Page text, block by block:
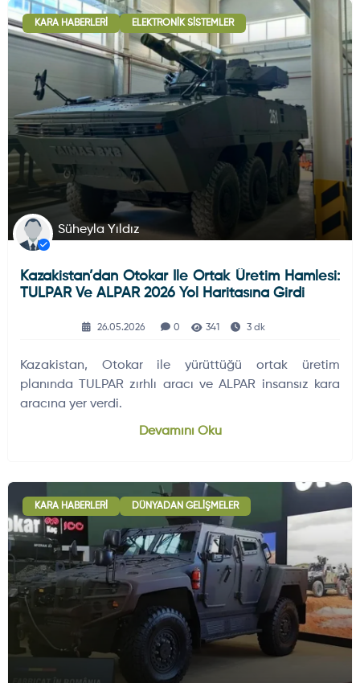
KARA HABERLERI ELEKTRONIK SISTEMLER
Süheyla Yıldız
Kazakistan’dan Otokar Ile Ortak Üretim Hamlesi:
TULPAR Ve ALPAR 2026 Yol Haritasına Girdi
26.05.2026 0 341 3 dk
Kazakistan, Otokar ile yürüttüğü ortak üretim
planında TULPAR zırhlı aracı ve ALPAR insansız kara
aracına yer verdi.
Devamını Oku
KARA HABERLERI DÜNYADAN GELIŞMELER
Deniz Haberleri 223
Uydu ve Uzay Haberi 44
Silah ve Mühimmatlar
Füze ve Roketler 226
Dünyadan Gelişmeler